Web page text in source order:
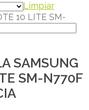
Limpiar
10 LITE SM-
SAMSUNG
SM-N770F